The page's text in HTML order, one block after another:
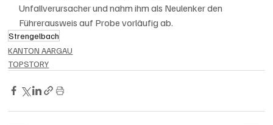
Unfallverursacher und nahm ihm als Neulenker den
Führerausweis auf Probe vorläufig ab.
Strengelbach
KANTON AARGAU
TOPSTORY